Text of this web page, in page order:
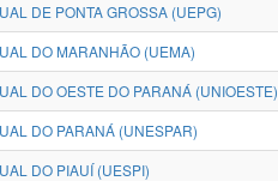
DE PONTA GROSSA (UEPG)
DO MARANHÃO (UEMA)
DO OESTE DO PARANÁ (UNIOESTE)
DO PARANÁ (UNESPAR)
DO PIAUÍ (UESPI)